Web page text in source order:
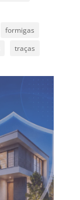
formigas
traças